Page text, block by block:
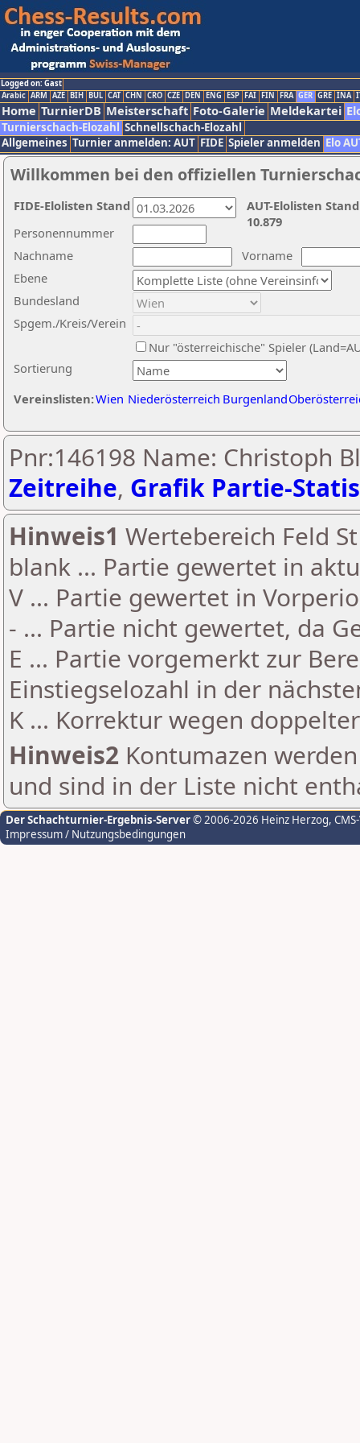
Logged on: Gast
Arabic ARM AZE BIH BUL CAT CHN CRO CZE DEN ENG ESP FAI FIN FRA GER GRE INA
Home TurnierDB Meisterschaft Foto-Galerie Meldekartei
Turnierschach-Elozahl Schnellschach-Elozahl
Allgemeines Turnier anmelden: AUT FIDE Spieler anmelden Elo
Willkommen bei den offiziellen
Nachname
Vorname
Ebene
Sortierung
Personennummer
Bundesland
Spgem./Kreis/Verein
Nur "österreichische" Spieler
Vereinslisten:Wien Niederösterreich Burgenland
AUT-Elolisten
10.879
FIDE-Elolisten Stand
Pnr:146198 Name: Christoph
Zeitreihe, Grafik Partie-
Hinweis1 Wertebereich Feld
blank ... Partie gewertet in
V ... Partie gewertet in
- ... Partie nicht gewertet, da
E ... Partie vorgemerkt zur
Einstiegselozahl in der
K ... Korrektur wegen
Hinweis2 Kontumazen
und sind in der Liste nicht
Der Schachturnier-Ergebnis-Server© 2006-2026 Heinz Herzog,
Impressum / Nutzungsbedingungen